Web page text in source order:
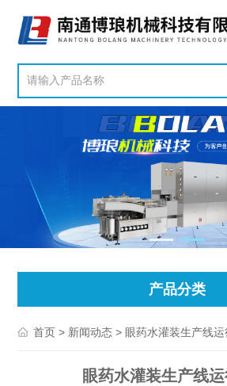
产品分类
首页 > 新闻动态 > 眼药水灌装生产线运
眼药水灌装生产线